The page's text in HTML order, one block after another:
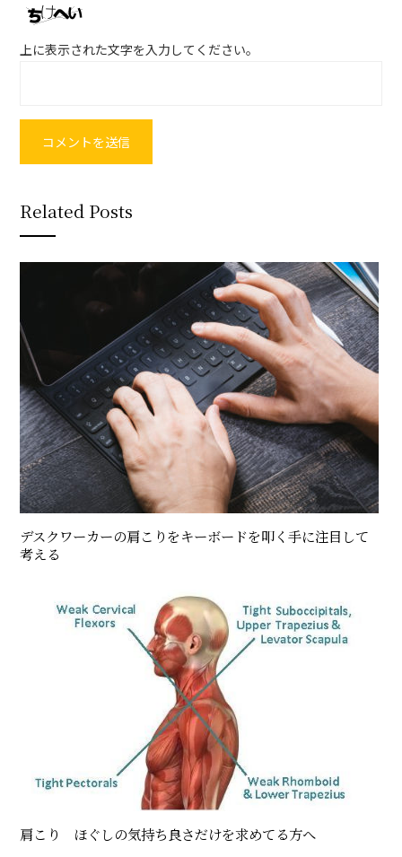
上に表示された文字を入力してください。
Related Posts
デスクワーカーの肩こりをキーボードを叩く手に注目して
考える
肩こり ほぐしの気持ち良さだけを求めてる方へ